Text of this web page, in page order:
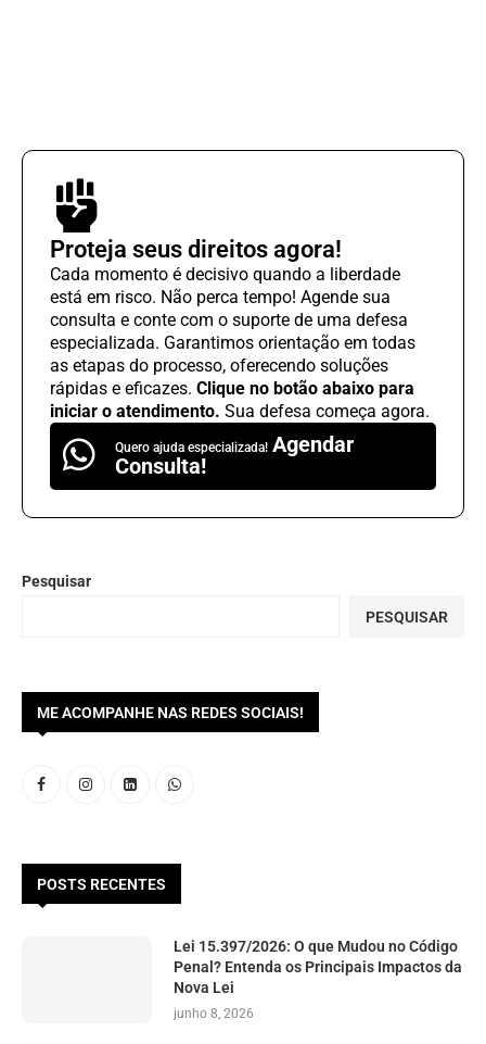
Proteja seus direitos agora!
Cada momento é decisivo quando a liberdade
está em risco. Não perca tempo! Agende sua
consulta e conte com o suporte de uma defesa
especializada. Garantimos orientação em todas
as etapas do processo, oferecendo soluções
rápidas e eficazes. Clique no botão abaixo para
iniciar o atendimento. Sua defesa começa agora.
Quero ajuda especializada! Agendar
Consulta!
Pesquisar
PESQUISAR
ME ACOMPANHE NAS REDES SOCIAIS!
POSTS RECENTES
Lei 15.397/2026: O que Mudou no Código
Penal? Entenda os Principais Impactos da
Nova Lei
junho 8, 2026